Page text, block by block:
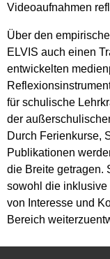
Videoaufnahmen
Über den
ELVIS auch einen
entwickelten
für schulische
der
Durch Ferienkurse,
Publikationen
die Breite getragen.
sowohl die
von Interesse und
Bereich